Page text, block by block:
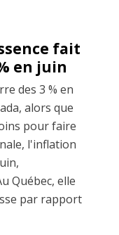
fait
en juin
des 3 % en
alors que
pour faire
l'inflation
Québec, elle
par rapport